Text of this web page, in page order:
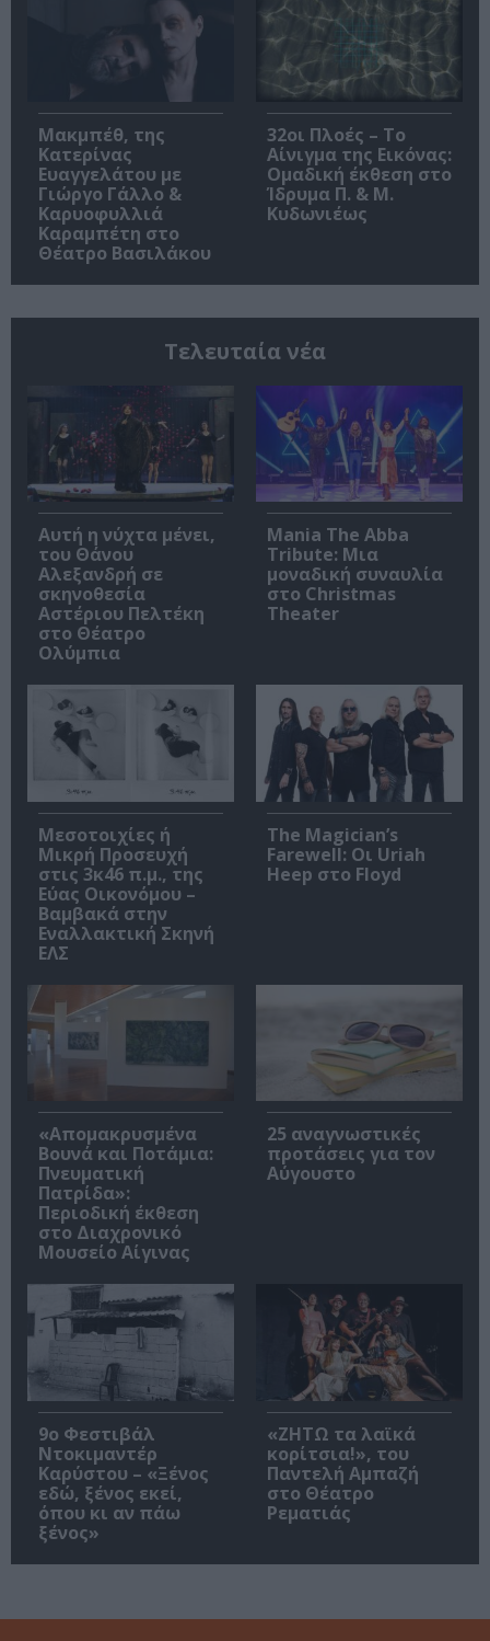
Μακμπέθ, της
Κατερίνας
Ευαγγελάτου με
Γιώργο Γάλλο &
Καρυοφυλλιά
Καραμπέτη στο
Θέατρο Βασιλάκου
32οι Πλοές – Το
Αίνιγμα της Εικόνας:
Ομαδική έκθεση στο
Ίδρυμα Π. & Μ.
Κυδωνιέως
Τελευταία νέα
Αυτή η νύχτα μένει,
του Θάνου
Αλεξανδρή σε
σκηνοθεσία
Αστέριου Πελτέκη
στο Θέατρο
Ολύμπια
Mania The Abba
Tribute: Μια
μοναδική συναυλία
στο Christmas
Theater
Μεσοτοιχίες ή
Μικρή Προσευχή
στις 3κ46 π.μ., της
Εύας Οικονόμου –
Βαμβακά στην
Εναλλακτική Σκηνή
ΕΛΣ
The Magician’s
Farewell: Οι Uriah
Heep στο Floyd
«Απομακρυσμένα
Βουνά και Ποτάμια:
Πνευματική
Πατρίδα»:
Περιοδική έκθεση
στο Διαχρονικό
Μουσείο Αίγινας
25 αναγνωστικές
προτάσεις για τον
Αύγουστο
9ο Φεστιβάλ
Ντοκιμαντέρ
Καρύστου – «Ξένος
εδώ, ξένος εκεί,
όπου κι αν πάω
ξένος»
«ΖΗΤΩ τα λαϊκά
κορίτσια!», του
Παντελή Αμπαζή
στο Θέατρο
Ρεματιάς